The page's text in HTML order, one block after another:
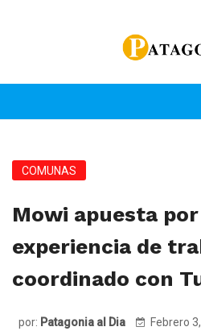
COMUNAS
Mowi apuesta
experiencia de
coordinado con
por: Patagonia al Dia Febrero